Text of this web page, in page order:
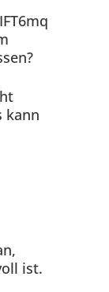
kann
ist.